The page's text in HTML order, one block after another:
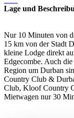
Lage und
Nur 10 Minuten von
15 km von der Stadt
kleine Lodge direkt
Edgecombe. Auch
Region um Durban
Country Club &
Club, Kloof Country
Mietwagen nur 30